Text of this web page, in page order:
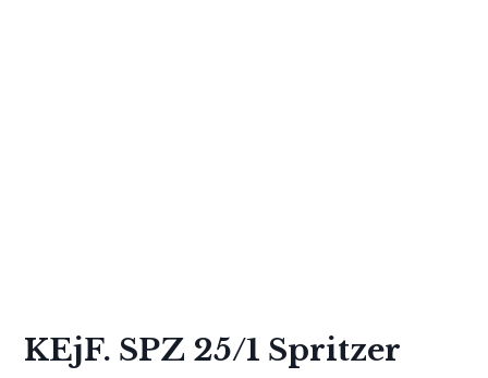
KEjF. SPZ 25/1 Spritzer